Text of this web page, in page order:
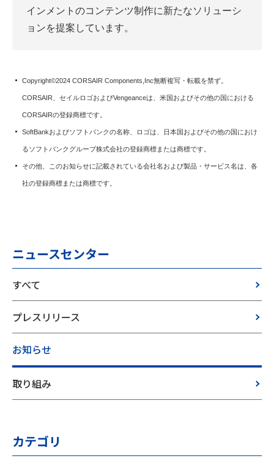
インメントのコンテンツ制作に新たなソリューシ
ョンを提案しています。
Copyright©2024 CORSAIR Components,Inc無断複写・転載を禁ず。
CORSAIR、セイルロゴおよびVengeanceは、米国およびその他の国における
CORSAIRの登録商標です。
SoftBankおよびソフトバンクの名称、ロゴは、日本国およびその他の国におけ
るソフトバンクグループ株式会社の登録商標または商標です。
その他、このお知らせに記載されている会社名および製品・サービス名は、各
社の登録商標または商標です。
ニュースセンター
すべて
プレスリリース
お知らせ
取り組み
カテゴリ